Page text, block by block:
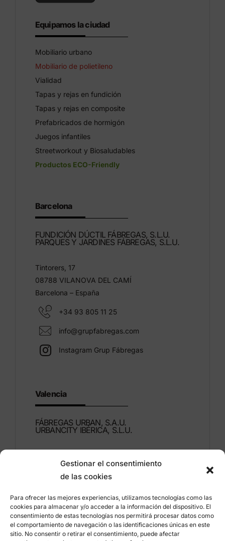
Gestionar el consentimiento
de las cookies
Para ofrecer las mejores experiencias, utilizamos tecnologías como las
cookies para almacenar y/o acceder a la información del dispositivo. El
consentimiento de estas tecnologías nos permitirá procesar datos como
el comportamiento de navegación o las identificaciones únicas en este
sitio. No consentir o retirar el consentimiento, puede afectar
Equipamos la ciudad
Mobiliario urbano
Mobiliario de polietileno
Vialidad
Tapas y rejas en fundición
Tapas y rejas en composite
Prefabricados de hormigón
Juegos infantiles
Streetworkout y Biosaludables
Productos ECO-Friendly
Barcelona
FUNDICIÓN DÚCTIL FÁBREGAS, S.L.U.
PARQUES Y JARDINES FÁBREGAS, S.L.U.
Tintorers, 17
08788 VILANOVA DEL CAMÍ
Barcelona – España
+34 93 805 11 25
info@grupfabregas.com
Instagram Grup Fábregas
Valencia
FÁBREGAS URBAN, S.A.U.
URBANCITY IBÉRICA, S.L.U.
46960 ALDAIA
Valencia – España
+34 96 151 53 44
info@grupfabregas.com